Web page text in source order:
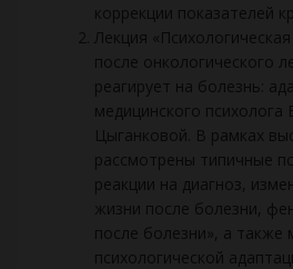
коррекции показателей
Лекция
после онкологического
реагирует на болезнь:
медицинского психолога
Цыганковой. В рамках
рассмотрены типичные
реакции на диагноз,
жизни после болезни,
после болезни», а также
психологической